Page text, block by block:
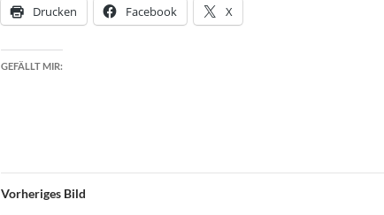
Drucken Facebook X
GEFÄLLT MIR:
Vorheriges Bild